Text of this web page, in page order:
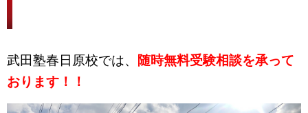
武田塾春日原校では、
随時無料受験相談を承って
おります！！